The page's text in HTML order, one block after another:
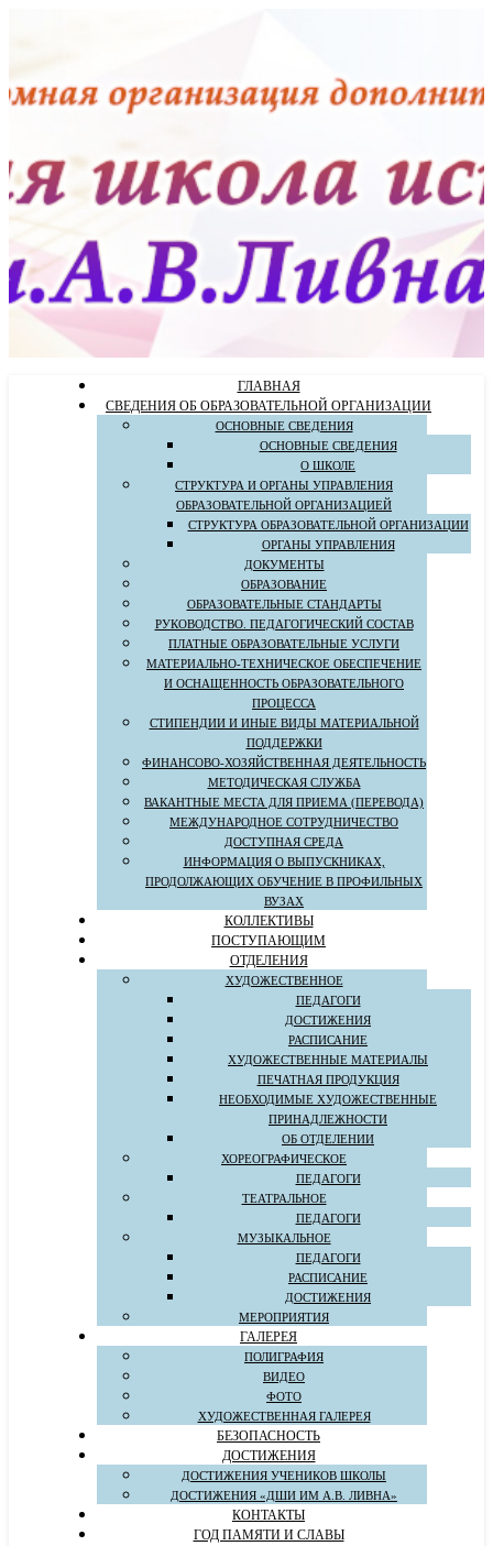
ГЛАВНАЯ
СВЕДЕНИЯ ОБ ОБРАЗОВАТЕЛЬНОЙ ОРГАНИЗАЦИИ
ОСНОВНЫЕ СВЕДЕНИЯ
ОСНОВНЫЕ СВЕДЕНИЯ
О ШКОЛЕ
СТРУКТУРА И ОРГАНЫ УПРАВЛЕНИЯ
ОБРАЗОВАТЕЛЬНОЙ ОРГАНИЗАЦИЕЙ
СТРУКТУРА ОБРАЗОВАТЕЛЬНОЙ ОРГАНИЗАЦИИ
ОРГАНЫ УПРАВЛЕНИЯ
ДОКУМЕНТЫ
ОБРАЗОВАНИЕ
ОБРАЗОВАТЕЛЬНЫЕ СТАНДАРТЫ
РУКОВОДСТВО. ПЕДАГОГИЧЕСКИЙ СОСТАВ
ПЛАТНЫЕ ОБРАЗОВАТЕЛЬНЫЕ УСЛУГИ
МАТЕРИАЛЬНО-ТЕХНИЧЕСКОЕ ОБЕСПЕЧЕНИЕ
И ОСНАЩЕННОСТЬ ОБРАЗОВАТЕЛЬНОГО
ПРОЦЕССА
СТИПЕНДИИ И ИНЫЕ ВИДЫ МАТЕРИАЛЬНОЙ
ПОДДЕРЖКИ
ФИНАНСОВО-ХОЗЯЙСТВЕННАЯ ДЕЯТЕЛЬНОСТЬ
МЕТОДИЧЕСКАЯ СЛУЖБА
ВАКАНТНЫЕ МЕСТА ДЛЯ ПРИЕМА (ПЕРЕВОДА)
МЕЖДУНАРОДНОЕ СОТРУДНИЧЕСТВО
ДОСТУПНАЯ СРЕДА
ИНФОРМАЦИЯ О ВЫПУСКНИКАХ,
ПРОДОЛЖАЮЩИХ ОБУЧЕНИЕ В ПРОФИЛЬНЫХ
ВУЗАХ
КОЛЛЕКТИВЫ
ПОСТУПАЮЩИМ
ОТДЕЛЕНИЯ
ХУДОЖЕСТВЕННОЕ
ПЕДАГОГИ
ДОСТИЖЕНИЯ
РАСПИСАНИЕ
ХУДОЖЕСТВЕННЫЕ МАТЕРИАЛЫ
ПЕЧАТНАЯ ПРОДУКЦИЯ
НЕОБХОДИМЫЕ ХУДОЖЕСТВЕННЫЕ
ПРИНАДЛЕЖНОСТИ
ОБ ОТДЕЛЕНИИ
ХОРЕОГРАФИЧЕСКОЕ
ПЕДАГОГИ
ТЕАТРАЛЬНОЕ
ПЕДАГОГИ
МУЗЫКАЛЬНОЕ
ПЕДАГОГИ
РАСПИСАНИЕ
ДОСТИЖЕНИЯ
МЕРОПРИЯТИЯ
ГАЛЕРЕЯ
ПОЛИГРАФИЯ
ВИДЕО
ФОТО
ХУДОЖЕСТВЕННАЯ ГАЛЕРЕЯ
БЕЗОПАСНОСТЬ
ДОСТИЖЕНИЯ
ДОСТИЖЕНИЯ УЧЕНИКОВ ШКОЛЫ
ДОСТИЖЕНИЯ «ДШИ ИМ А.В. ЛИВНА»
КОНТАКТЫ
ГОД ПАМЯТИ И СЛАВЫ